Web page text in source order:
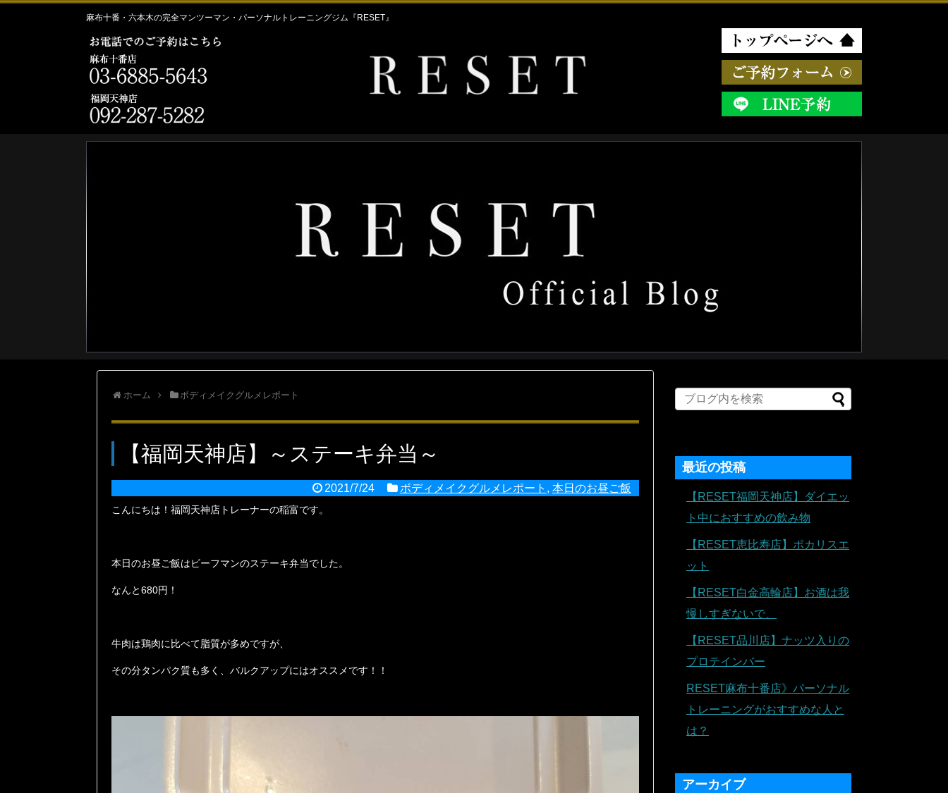
麻布十番・六本木の完全マンツーマン・パーソナルトレーニングジム『RESET』
ホーム ボディメイクグルメレポート
【福岡天神店】～ステーキ弁当～
2021/7/24 ボディメイクグルメレポート , 本日のお昼ご飯
こんにちは！福岡天神店トレーナーの稲富です。
本日のお昼ご飯はビーフマンのステーキ弁当でした。
なんと680円！
牛肉は鶏肉に比べて脂質が多めですが、
その分タンパク質も多く、バルクアップにはオススメです！！
最近の投稿
【RESET福岡天神店】ダイエッ
ト中におすすめの飲み物
【RESET恵比寿店】ポカリスエ
ット
【RESET白金高輪店】お酒は我
慢しすぎないで、
【RESET品川店】ナッツ入りの
プロテインバー
RESET麻布十番店》パーソナル
トレーニングがおすすめな人と
は？
アーカイブ